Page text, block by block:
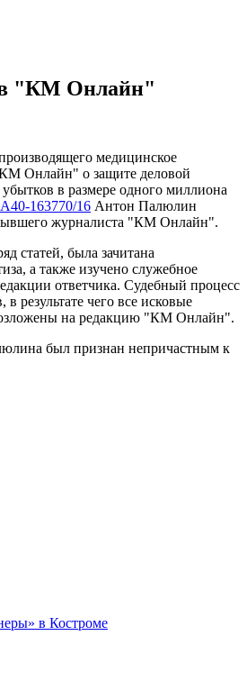
"КМ Онлайн"
медицинское
Онлайн" о защите деловой
в размере одного миллиона
163770/16 Антон Палюлин
журналиста "КМ Онлайн".
статей, была зачитана
а также изучено служебное
ответчика. Судебный процесс
в результате чего все исковые
на редакцию "КМ Онлайн".
был признан непричастным к
в Костроме